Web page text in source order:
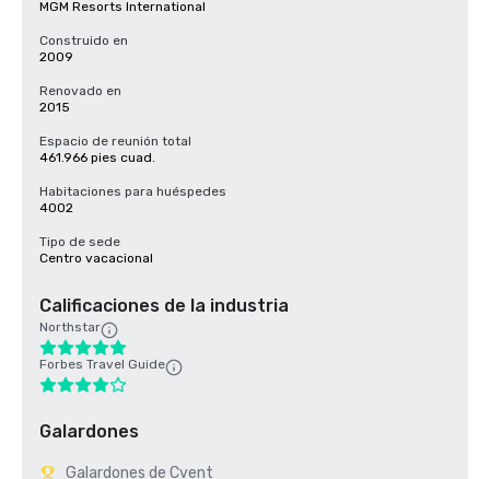
MGM Resorts International
Construido en
2009
Renovado en
2015
Espacio de reunión total
461.966 pies cuad.
Habitaciones para huéspedes
4002
Tipo de sede
Centro vacacional
Calificaciones de la industria
Northstar
Forbes Travel Guide
Galardones
Galardones de Cvent